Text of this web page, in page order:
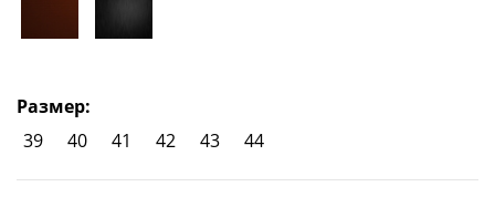
Размер:
39
40 41 42 43 44